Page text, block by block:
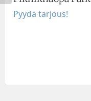
Pyydä tarjous!